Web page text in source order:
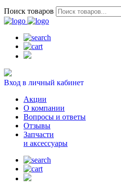
Поиск товаров
Вход в личный кабинет
Акции
О компании
Вопросы и ответы
Отзывы
Запчасти
и аксессуары